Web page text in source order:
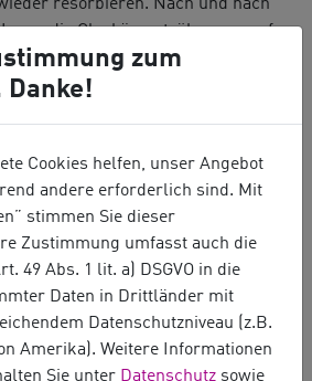
resorbieren. Nach und nach
die Glaskörpertrübungen auf.
der Glaskörpertrübungen
erforderlich sein.
kleine Glaskörpertrübungen auch
noch für eine Weile wahrnehmen.
Trübungen im Verlauf noch auf.
Nebenwirkungen
Berichte über Komplikationen
Grundsätzlich sollte der Laser nur
nicht aber auf die natürliche
gerichtet werden, um keine
zum
Danke!
Cookies helfen, unser Angebot
andere erforderlich sind. Mit
stimmen Sie dieser
Zustimmung umfasst auch die
49 Abs. 1 lit. a) DSGVO in die
Daten in Drittländer mit
Datenschutzniveau (z.B.
Amerika). Weitere Informationen
Sie unter Datenschutz sowie